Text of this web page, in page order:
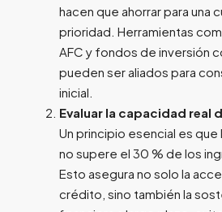
hacen que ahorrar para una
prioridad. Herramientas
AFC y fondos de inversión
pueden ser aliados para
inicial.
Evaluar la capacidad real
Un principio esencial es que
no supere el 30 % de los
Esto asegura no solo la
crédito, sino también la